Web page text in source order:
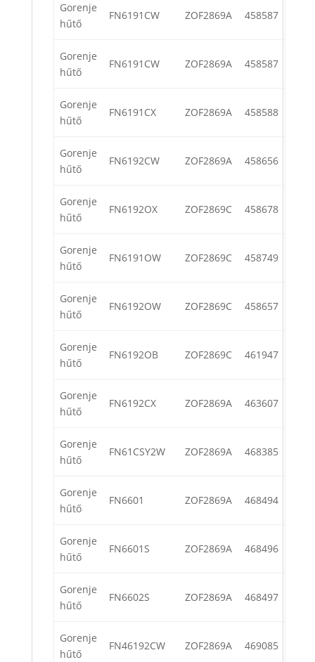
Gorenje
hűtő
FN6191CW ZOF2869A 458587
Gorenje
hűtő
FN6191CW ZOF2869A 458587
Gorenje
hűtő
FN6191CX ZOF2869A 458588
Gorenje
hűtő
FN6192CW ZOF2869A 458656
Gorenje
hűtő
FN6192OX ZOF2869C 458678
Gorenje
hűtő
FN6191OW ZOF2869C 458749
Gorenje
hűtő
FN6192OW ZOF2869C 458657
Gorenje
hűtő
FN6192OB ZOF2869C 461947
Gorenje
hűtő
FN6192CX ZOF2869A 463607
Gorenje
hűtő
FN61CSY2W ZOF2869A 468385
Gorenje
hűtő
FN6601 ZOF2869A 468494
Gorenje
hűtő
FN6601S ZOF2869A 468496
Gorenje
hűtő
FN6602S ZOF2869A 468497
Gorenje
hűtő
FN46192CW ZOF2869A 469085